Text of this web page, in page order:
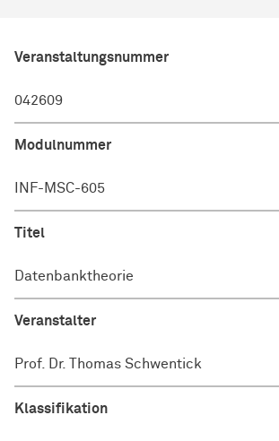
Veranstaltungsnummer
042609
Modulnummer
INF-MSC-605
Titel
Datenbanktheorie
Veranstalter
Prof. Dr. Thomas Schwentick
Klassifikation